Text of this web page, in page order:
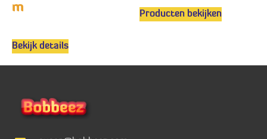
m
Bekijk details
Producten bekijken